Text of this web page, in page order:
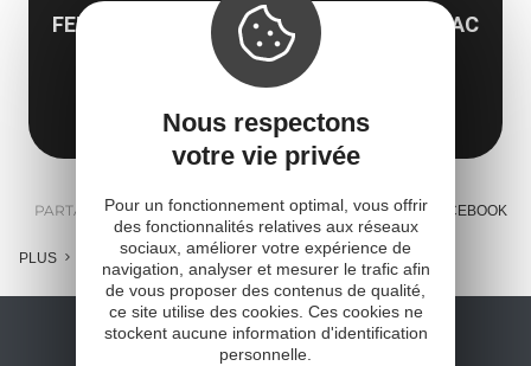
FERME AUBERGE LA GRANGE DE SÉVEYRAC
Séveyrac
12340 Bozouls
Obtenir l'itinéraire
PARTAGER : E-MAIL MESSENGER FACEBOOK
PLUS
Nous respectons
votre vie privée
Pour un fonctionnement optimal, vous offrir
des fonctionnalités relatives aux réseaux
sociaux, améliorer votre expérience de
navigation, analyser et mesurer le trafic afin
de vous proposer des contenus de qualité,
ce site utilise des cookies. Ces cookies ne
stockent aucune information d'identification
personnelle.